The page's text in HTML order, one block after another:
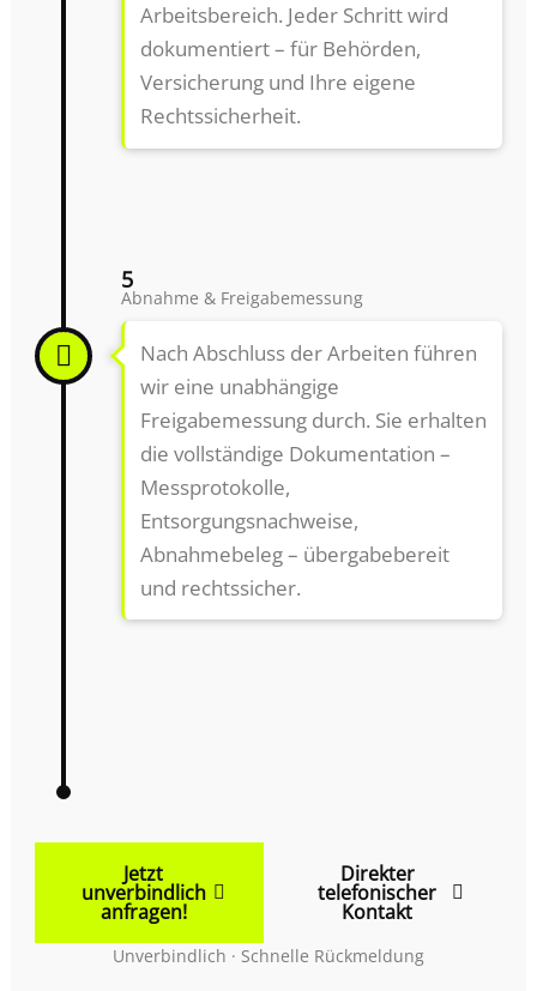
Arbeitsbereich. Jeder Schritt wird
dokumentiert – für Behörden,
Versicherung und Ihre eigene
Rechtssicherheit.
5
Abnahme & Freigabemessung
Nach Abschluss der Arbeiten führen
wir eine unabhängige
Freigabemessung durch. Sie erhalten
die vollständige Dokumentation –
Messprotokolle,
Entsorgungsnachweise,
Abnahmebeleg – übergabebereit
und rechtssicher.
Jetzt
unverbindlich
anfragen!
Direkter
telefonischer
Kontakt
Unverbindlich · Schnelle Rückmeldung